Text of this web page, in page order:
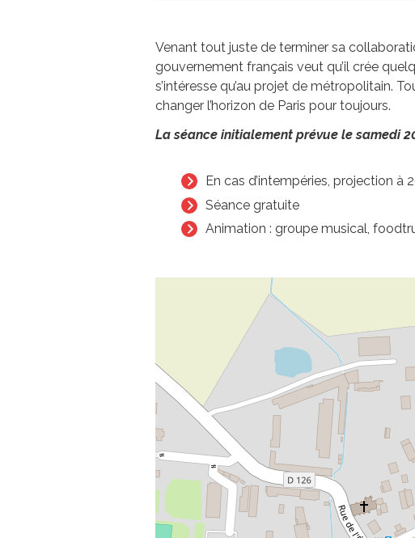
Venant tout juste de terminer sa
gouvernement français veut qu’il crée
s’intéresse qu’au projet de métropolitain.
changer l’horizon de Paris pour toujours.
La séance initialement prévue le samedi
En cas d’intempéries, projection à
Séance gratuite
Animation : groupe musical,